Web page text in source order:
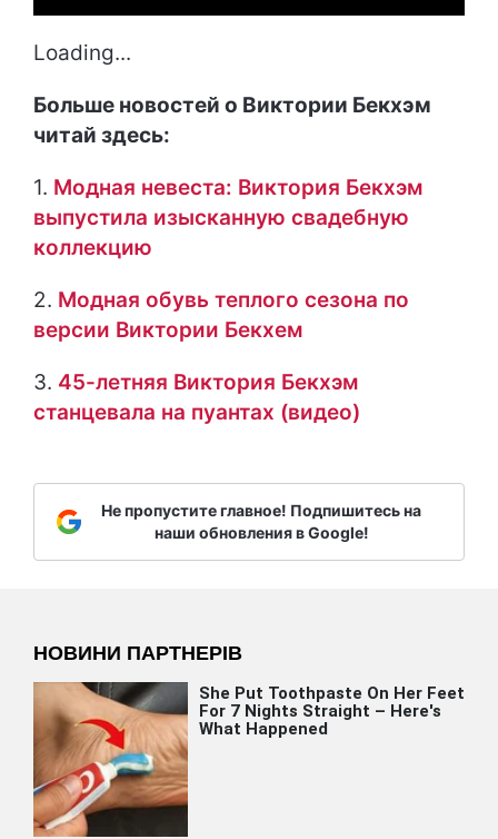
Loading...
Больше новостей о Виктории Бекхэм
читай здесь:
1. Модная невеста: Виктория Бекхэм
выпустила изысканную свадебную
коллекцию
2. Модная обувь теплого сезона по
версии Виктории Бекхем
3. 45-летняя Виктория Бекхэм
станцевала на пуантах (видео)
Не пропустите главное! Подпишитесь на
наши обновления в Google!